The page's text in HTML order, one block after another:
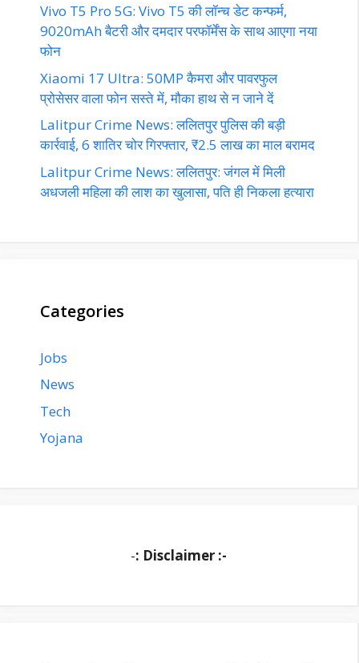
Vivo T5 Pro 5G: Vivo T5 की लॉन्च डेट कन्फर्म,
9020mAh बैटरी और दमदार परफॉर्मेंस के साथ आएगा नया
फोन
Xiaomi 17 Ultra: 50MP कैमरा और पावरफुल
प्रोसेसर वाला फोन सस्ते में, मौका हाथ से न जाने दें
Lalitpur Crime News: ललितपुर पुलिस की बड़ी
कार्रवाई, 6 शातिर चोर गिरफ्तार, ₹2.5 लाख का माल बरामद
Lalitpur Crime News: ललितपुर: जंगल में मिली
अधजली महिला की लाश का खुलासा, पति ही निकला हत्यारा
Categories
Jobs
News
Tech
Yojana
-: Disclaimer :-